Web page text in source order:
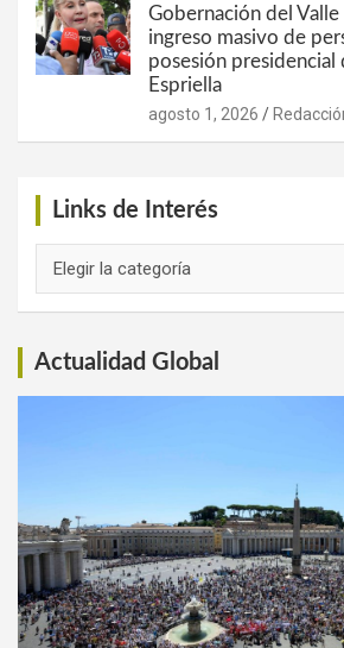
Gobernación del Valle
ingreso masivo de
posesión presidencial
Espriella
agosto 1, 2026
Links de Interés
Actualidad Global